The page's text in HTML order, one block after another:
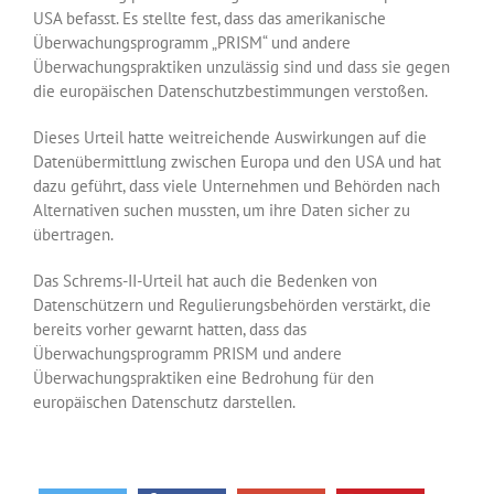
USA befasst. Es stellte fest, dass das amerikanische
Überwachungsprogramm „PRISM“ und andere
Überwachungspraktiken unzulässig sind und dass sie gegen
die europäischen Datenschutzbestimmungen verstoßen.
Dieses Urteil hatte weitreichende Auswirkungen auf die
Datenübermittlung zwischen Europa und den USA und hat
dazu geführt, dass viele Unternehmen und Behörden nach
Alternativen suchen mussten, um ihre Daten sicher zu
übertragen.
Das Schrems-II-Urteil hat auch die Bedenken von
Datenschützern und Regulierungsbehörden verstärkt, die
bereits vorher gewarnt hatten, dass das
Überwachungsprogramm PRISM und andere
Überwachungspraktiken eine Bedrohung für den
europäischen Datenschutz darstellen.